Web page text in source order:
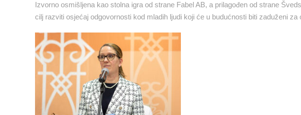
Izvorno osmišljena kao stolna igra od strane Fabel AB, a prilagođen od strane
cilj razviti osjećaj odgovornosti kod mladih ljudi koji će u budućnosti biti zaduženi